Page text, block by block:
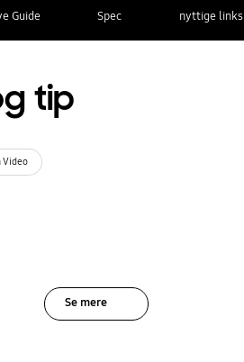
Guide Spec nyttige links
tip
Video
Se mere